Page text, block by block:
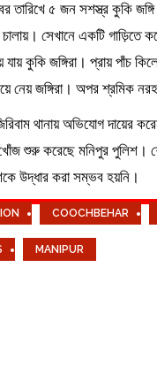
৫ জন সশস্ত্র কুকি
চালায়। সেখানে একটি গাড়িতে
যায় কুকি জঙ্গিরা। প্রায় পাঁচ
নেয় জঙ্গিরা। অপর শ্রমিক
থানায় অভিযোগ দায়ের
খোঁজ শুরু করেছে মনিপুর পুলিশ।
উদ্ধার করা সম্ভব হয়নি।
COOCHBEHAR
MANIPUR